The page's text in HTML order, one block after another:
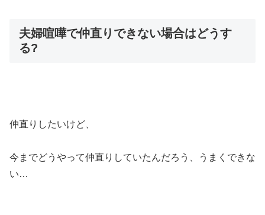
夫婦喧嘩で仲直りできない場合はどうす
る?
仲直りしたいけど、
今までどうやって仲直りしていたんだろう、うまくできな
い…